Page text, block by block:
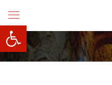
Abrir barra de herramientas